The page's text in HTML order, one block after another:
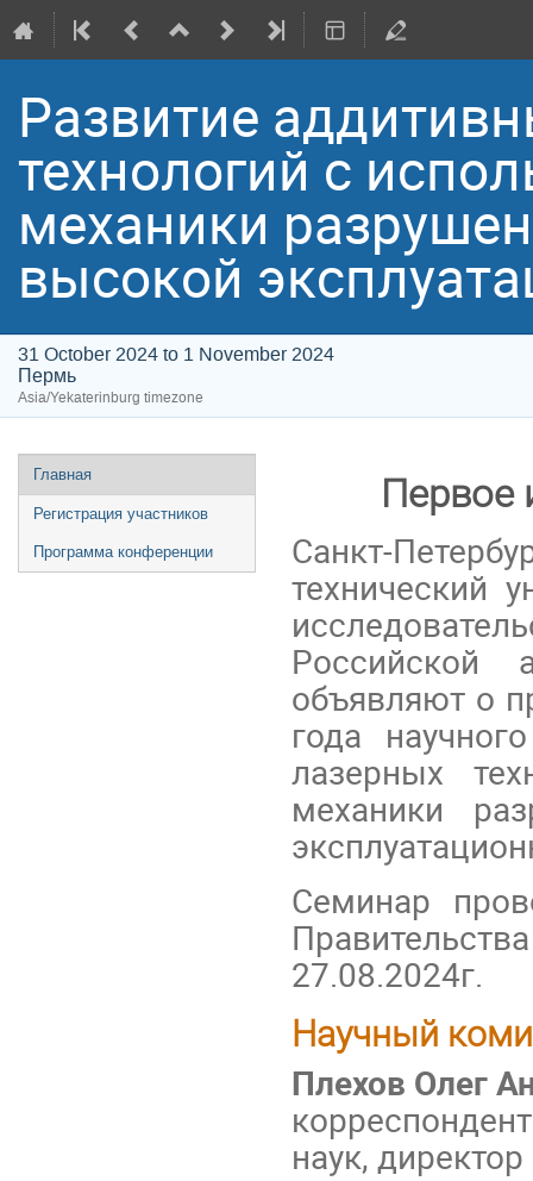
Развитие
технологий с
механики
высокой
31 October 2024 to 1 November 2024
Пермь
Asia/Yekaterinburg timezone
Event
menu
Главная
Регистрация участников
Программа конференции
Первое
Санкт-
технический
объявляют о
года
лазерных
механики
Семинар
27.08.2024г.
Научный
Плехов Олег
наук,